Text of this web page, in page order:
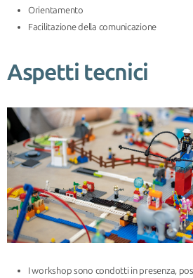
Orientamento
Facilitazione della comunicazione
Aspetti tecnici
I workshop sono condotti in presenza,